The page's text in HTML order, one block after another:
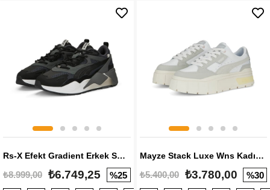
Rs-X Efekt Gradient Erkek Sneaker
₺8.999,00 ₺6.749,25 %25
Mayze Stack Luxe Wns Kadın Sneaker
₺5.400,00 ₺3.780,00 %30